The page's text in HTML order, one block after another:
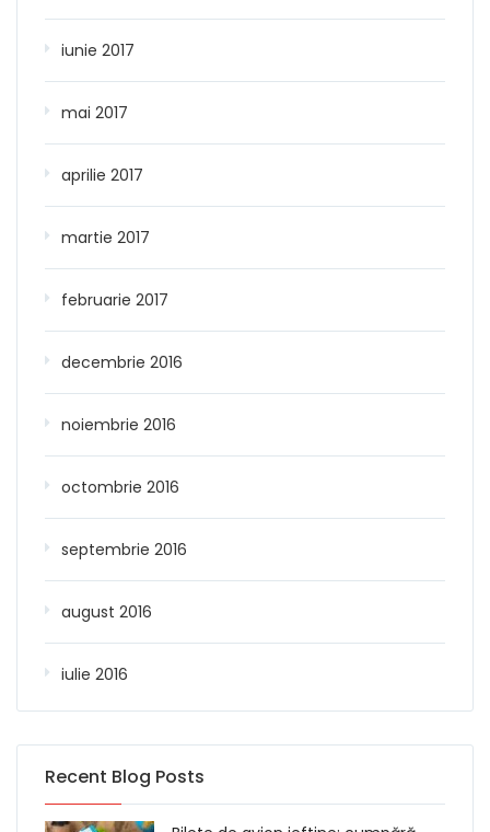
iunie 2017
mai 2017
aprilie 2017
martie 2017
februarie 2017
decembrie 2016
noiembrie 2016
octombrie 2016
septembrie 2016
august 2016
iulie 2016
Recent Blog Posts